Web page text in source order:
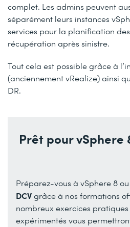
complet. Les admins peuvent
séparément leurs instances
services pour la planification
récupération après sinistre.
Tout cela est possible grâce à
(anciennement vRealize) ainsi
DR.
Prêt pour vSphere
Préparez-vous à vSphere 8
DCVgrâce à nos formations
nombreux exercices
expérimentés vous